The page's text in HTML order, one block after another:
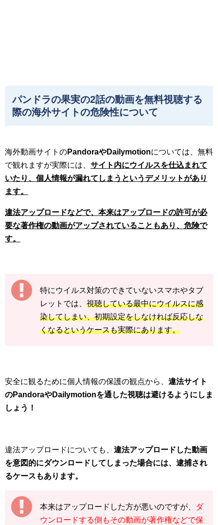
パンドラの果実の2話の動画を無料視聴する
際の海外サイトの危険性について
海外動画サイトのPandoraやDailymotionについては、無料
で観れますが実際には、 サイト内にウイルスを仕込まれて
いたり、個人情報が漏れてしまうというデメリットがあり
ます。
違法アップロードなどで、本来はアップロードの許可が必
要な著作権の動画がアップされていることもあり、危険で
す。
特にウイルス対策のできていないスマホやタブ
レットでは、 視聴している最中にウイルスに感
染してしまい、初期設定をしなければ反応しな
くなるというケースも実際にあります。
安全に観るために個人情報の保護の観点から、 違法サイト
のPandoraやDailymotionを通した視聴は避けるようにしま
しょう！
違法アップロードについても、 違法アップロードした動画
を意図的にダウンロードしてしまった場合には、逮捕され
るケースもあります。
本来はアップロードした方が悪いのですが、
ダ
ウンロードする側もその動画が著作権などで保